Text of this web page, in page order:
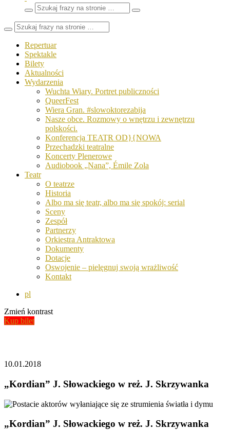
Wyszukaj
frazy
Zamknij
Repertuar
Spektakle
Bilety
Aktualności
Wydarzenia
Wuchta Wiary. Portret publiczności
QueerFest
Wiera Gran. #slowoktorezabija
Nasze obce. Rozmowy o wnętrzu i zewnętrzu
polskości.
Konferencja TEATR OD}{NOWA
Przechadzki teatralne
Koncerty Plenerowe
Audiobook „Nana”, Émile Zola
Teatr
O teatrze
Historia
Albo ma się teatr, albo ma się spokój: serial
Sceny
Zespół
Partnerzy
Orkiestra Antraktowa
Dokumenty
Dotacje
Oswojenie – pielęgnuj swoją wrażliwość
Kontakt
pl
Zmień kontrast
Kup bilet
10.01.2018
„Kordian” J. Słowackiego w reż. J. Skrzywanka
„Kordian” J. Słowackiego w reż. J. Skrzywanka